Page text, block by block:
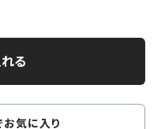
る
お気に入り